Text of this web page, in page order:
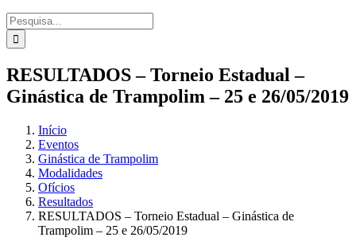
Procurar
por:
RESULTADOS – Torneio Estadual –
Ginástica de Trampolim – 25 e 26/05/2019
Início
Eventos
Ginástica de Trampolim
Modalidades
Ofícios
Resultados
RESULTADOS – Torneio Estadual – Ginástica de
Trampolim – 25 e 26/05/2019